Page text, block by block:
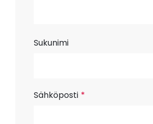
Sukunimi
Sähköposti *